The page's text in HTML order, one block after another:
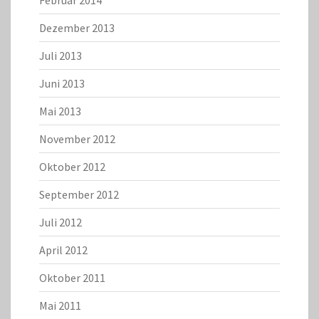
Dezember 2013
Juli 2013
Juni 2013
Mai 2013
November 2012
Oktober 2012
September 2012
Juli 2012
April 2012
Oktober 2011
Mai 2011